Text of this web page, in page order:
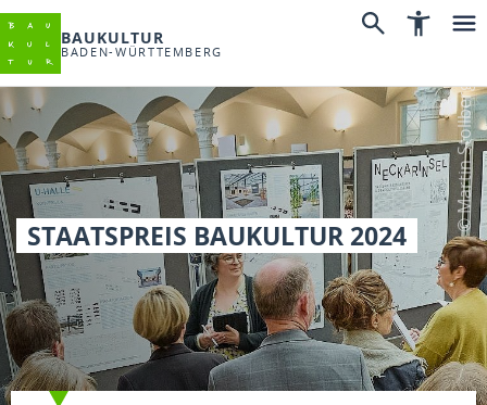
BAUKULTUR
BADEN-WÜRTTEMBERG
STAATSPREIS BAUKULTUR 2024
© Martin Stollberg